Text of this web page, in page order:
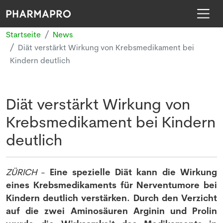
Startseite
News
Diät verstärkt Wirkung von Krebsmedikament bei
Kindern deutlich
Diät verstärkt Wirkung von
Krebsmedikament bei Kindern
deutlich
ZÜRICH- Eine spezielle Diät kann die Wirkung
eines Krebsmedikaments für Nerventumore bei
Kindern deutlich verstärken. Durch den Verzicht
auf die zwei Aminosäuren Arginin und Prolin